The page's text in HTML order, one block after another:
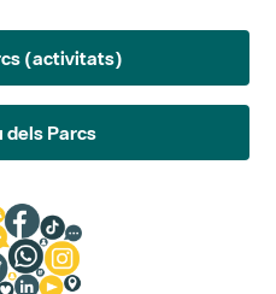
(activitats)
dels Parcs